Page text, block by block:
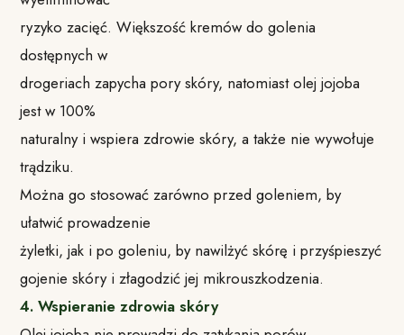
ryzyko zacięć. Większość kremów do golenia
dostępnych w
drogeriach zapycha pory skóry, natomiast olej jojoba
jest w 100%
naturalny i wspiera zdrowie skóry, a także nie wywołuje
trądziku.
Można go stosować zarówno przed goleniem, by
ułatwić prowadzenie
żyletki, jak i po goleniu, by nawilżyć skórę i przyśpieszyć
gojenie skóry i złagodzić jej mikrouszkodzenia.
4. Wspieranie zdrowia skóry